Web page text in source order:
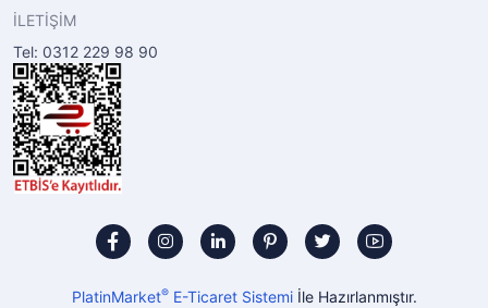
İLETİŞİM
Tel: 0312 229 98 90
PlatinMarket®E-Ticaret Sistemiİle Hazırlanmıştır.